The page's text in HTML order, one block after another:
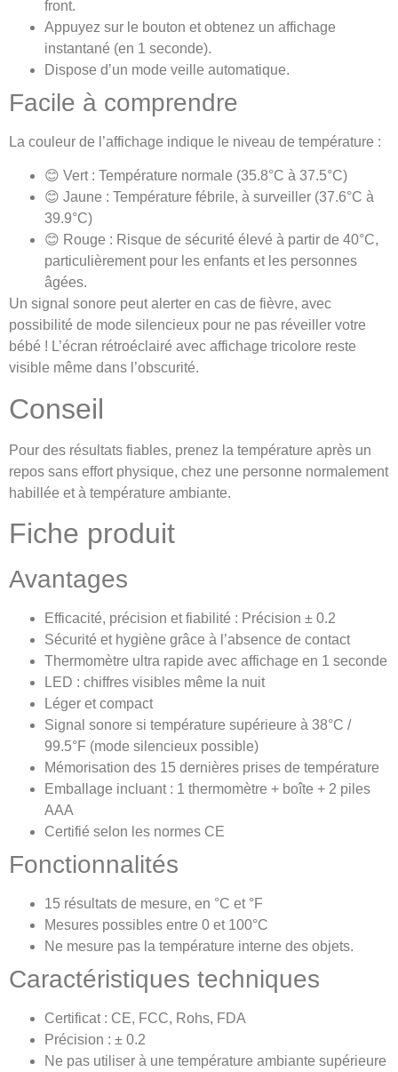
front.
Appuyez sur le bouton et obtenez un affichage
instantané (en 1 seconde).
Dispose d’un mode veille automatique.
Facile à comprendre
La couleur de l’affichage indique le niveau de température :
😊 Vert : Température normale (35.8°C à 37.5°C)
😊 Jaune : Température fébrile, à surveiller (37.6°C à
39.9°C)
😊 Rouge : Risque de sécurité élevé à partir de 40°C,
particulièrement pour les enfants et les personnes
âgées.
Un signal sonore peut alerter en cas de fièvre, avec
possibilité de mode silencieux pour ne pas réveiller votre
bébé ! L’écran rétroéclairé avec affichage tricolore reste
visible même dans l’obscurité.
Conseil
Pour des résultats fiables, prenez la température après un
repos sans effort physique, chez une personne normalement
habillée et à température ambiante.
Fiche produit
Avantages
Efficacité, précision et fiabilité : Précision ± 0.2
Sécurité et hygiène grâce à l’absence de contact
Thermomètre ultra rapide avec affichage en 1 seconde
LED : chiffres visibles même la nuit
Léger et compact
Signal sonore si température supérieure à 38°C /
99.5°F (mode silencieux possible)
Mémorisation des 15 dernières prises de température
Emballage incluant : 1 thermomètre + boîte + 2 piles
AAA
Certifié selon les normes CE
Fonctionnalités
15 résultats de mesure, en °C et °F
Mesures possibles entre 0 et 100°C
Ne mesure pas la température interne des objets.
Caractéristiques techniques
Certificat : CE, FCC, Rohs, FDA
Précision : ± 0.2
Ne pas utiliser à une température ambiante supérieure